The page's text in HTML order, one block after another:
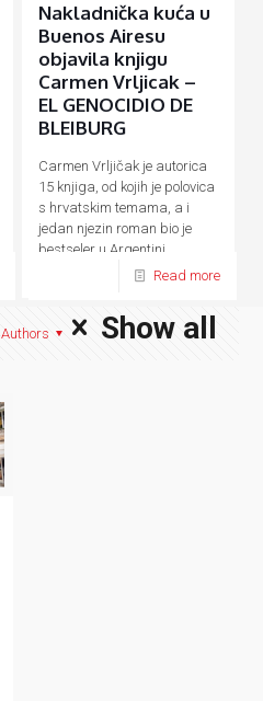
Nakladnička kuća u
Buenos Airesu
objavila knjigu
Carmen Vrljicak –
EL GENOCIDIO DE
BLEIBURG
Carmen Vrljičak je autorica
15 knjiga, od kojih je polovica
s hrvatskim temama, a i
jedan njezin roman bio je
bestseler u Argentini.
Read more
Authors Show all